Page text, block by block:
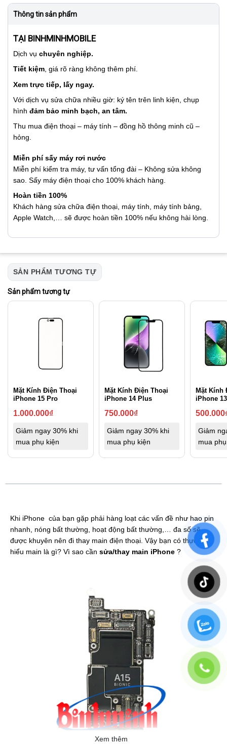
Thông tin sản phẩm
TẠI BINHMINHMOBILE
Dịch vụ chuyên nghiệp.
Tiết kiệm, giá rõ ràng không thêm phí.
Xem trực tiếp, lấy ngay.
Với dịch vụ sửa chữa nhiều giờ: ký tên trên linh kiện, chụp
hình đảm bảo minh bạch, an tâm.
Thu mua điện thoại – máy tính – đồng hồ thông minh cũ –
hỏng.
Miễn phí sấy máy rơi nước
Miễn phí kiểm tra máy, tư vấn tổng đài – Không sửa không
sao. Sấy máy điện thoại cho 100% khách hàng.
Hoàn tiền 100%
Khách hàng sửa chữa điện thoại, máy tính, máy tính bảng,
Apple Watch,… sẽ được hoàn tiền 100% nếu không hài lòng.
SẢN PHẨM TƯƠNG TỰ
Sản phẩm tương tự
Mặt Kính Điện Thoại
iPhone 15 Pro
1.000.000₫
Giảm ngay 30% khi
mua phụ kiện
Mặt Kính Điện Thoại
iPhone 14 Plus
750.000₫
Giảm ngay 30% khi
mua phụ kiện
Mặt Kính
iPhone 13
500.000
Giảm
mua
Khi iPhone của bạn gặp phải hàng loạt các vấn đề như hao pin
nhanh, nóng bất thường, hoạt động bất thường,… đa số sẽ
được khuyên nên đi thay main điện thoại. Vậy bạn có thực sự
hiểu main là gì? Vì sao cần sửa/thay main iPhone ?
Xem thêm